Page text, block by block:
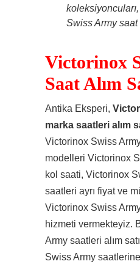
Swiss Army
Victorinox
Saat Alım
Antika Eksperi,
marka saatleri alım
Victorinox Swiss
modelleri Victorinox
kol saati, Victorinox
saatleri ayrı fiyat ve
Victorinox Swiss
hizmeti vermekteyiz.
Army saatleri alım
Swiss Army